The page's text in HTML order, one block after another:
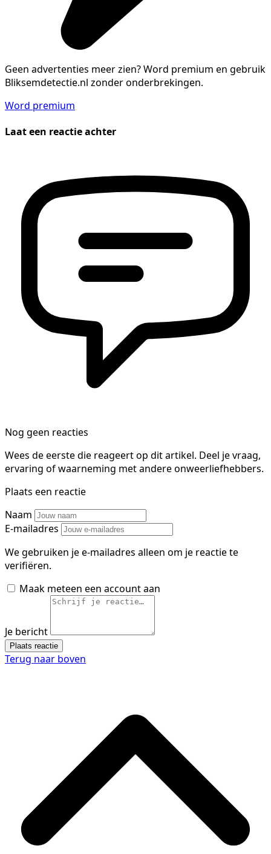
Geen advertenties meer zien?Word premium en gebruik
Bliksemdetectie.nl zonder onderbrekingen.
Word premium
Laat een reactie achter
Nog geen reacties
Wees de eerste die reageert op dit artikel. Deel je vraag,
ervaring of waarneming met andere onweerliefhebbers.
Plaats een reactie
Naam
E-mailadres
We gebruiken je e-mailadres alleen om je reactie te
verifiëren.
Maak meteen een account aan
Je bericht
Plaats reactie
Terug naar boven